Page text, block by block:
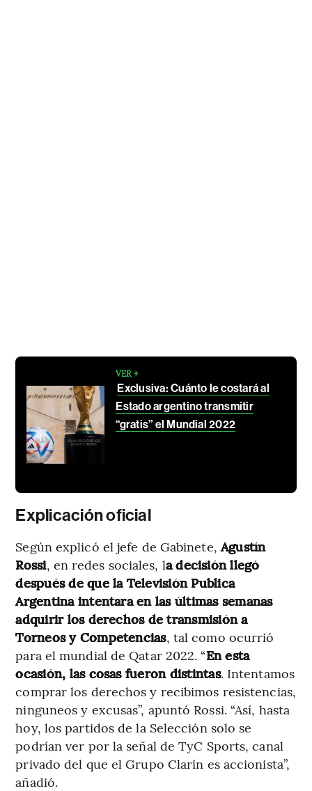
VER +
Exclusiva: Cuánto le costará al
Estado argentino transmitir
“gratis” el Mundial 2022
Explicación oficial
Según explicó el jefe de Gabinete,Agustín
Rossi, en redes sociales, la decisión llegó
después de que la Televisión Publica
Argentina intentara en las últimas semanas
adquirir los derechos de transmisión a
Torneos y Competencias, tal como ocurrió
para el mundial de Qatar 2022. “En esta
ocasión, las cosas fueron distintas. Intentamos
comprar los derechos y recibimos resistencias,
ninguneos y excusas”, apuntó Rossi. “Así, hasta
hoy, los partidos de la Selección solo se
podrían ver por la señal de TyC Sports, canal
privado del que el Grupo Clarín es accionista”,
añadió.